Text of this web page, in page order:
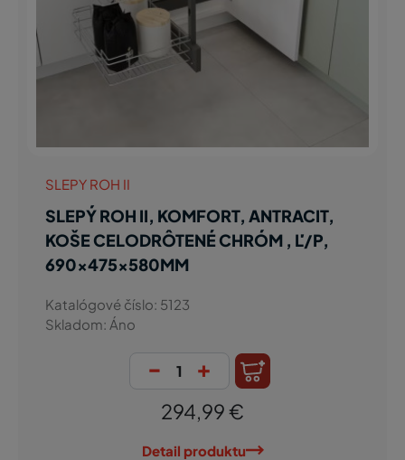
SLEPY ROH II
SLEPÝ ROH II, KOMFORT, ANTRACIT,
KOŠE CELODRÔTENÉ CHRÓM , Ľ/P,
690x475x580MM
Katalógové číslo: 5123
Skladom: Áno
- +
294,99 €
Detail produktu